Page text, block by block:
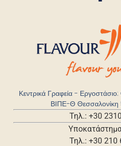
Κεντρικά Γραφεία -
ΒΙΠΕ-Θ
Τηλ.: +30
Τηλ.: +30 210